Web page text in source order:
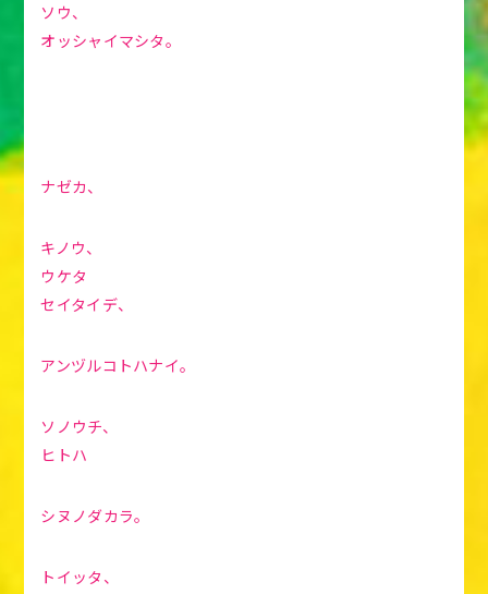
ソウ、
オッシャイマシタ。
ナゼカ、
キノウ、
ウケタ
セイタイデ、
アンヅルコトハナイ。
ソノウチ、
ヒトハ
シヌノダカラ。
トイッタ、